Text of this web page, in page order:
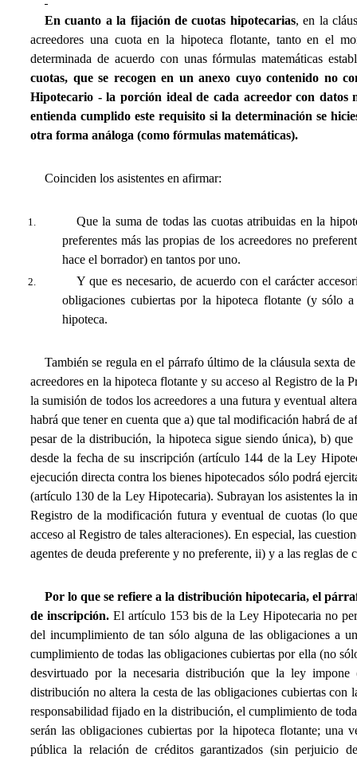
En cuanto a la fijación de cuotas hipotecarias, en la
acreedores una cuota en la hipoteca flotante, tanto en el
determinada de acuerdo con unas fórmulas matemáticas
cuotas, que se recogen en un anexo cuyo contenido no
Hipotecario - la porción ideal de cada acreedor con datos
entienda cumplido este requisito si la determinación se
otra forma análoga (como fórmulas matemáticas).
Coinciden los asistentes en afirmar:
Que la suma de todas las cuotas atribuidas en la
preferentes más las propias de los acreedores no
hace el borrador) en tantos por uno.
Y que es necesario, de acuerdo con el carácter
obligaciones cubiertas por la hipoteca flotante (y sólo
hipoteca.
También se regula en el párrafo último de la cláusula sexta
acreedores en la hipoteca flotante y su acceso al Registro de la
la sumisión de todos los acreedores a una futura y eventual
habrá que tener en cuenta que a) que tal modificación habrá de
pesar de la distribución, la hipoteca sigue siendo única), b)
desde la fecha de su inscripción (artículo 144 de la Ley
ejecución directa contra los bienes hipotecados sólo podrá
(artículo 130 de la Ley Hipotecaria). Subrayan los asistentes la
Registro de la modificación futura y eventual de cuotas (lo
acceso al Registro de tales alteraciones). En especial, las
agentes de deuda preferente y no preferente, ii) y a las reglas
Por lo que se refiere a la distribución hipotecaria, el
de inscripción. El artículo 153 bis de la Ley Hipotecaria no
del incumplimiento de tan sólo alguna de las obligaciones a
cumplimiento de todas las obligaciones cubiertas por ella (no
desvirtuado por la necesaria distribución que la ley
distribución no altera la cesta de las obligaciones cubiertas
responsabilidad fijado en la distribución, el cumplimiento de
serán las obligaciones cubiertas por la hipoteca flotante; una
pública la relación de créditos garantizados (sin